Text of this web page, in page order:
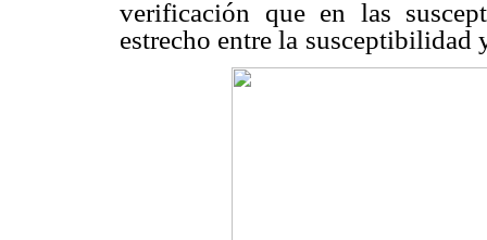
verificación que en las
estrecho entre la susceptibilidad